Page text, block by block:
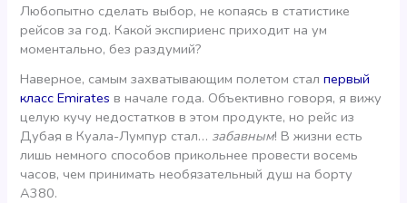
Любопытно сделать выбор, не копаясь в статистике
рейсов за год. Какой экспириенс приходит на ум
моментально, без раздумий?
Наверное, самым захватывающим полетом сталпервый
класс Emirates в начале года. Объективно говоря, я вижу
целую кучу недостатков в этом продукте, но рейс из
Дубая в Куала-Лумпур стал… забавным! В жизни есть
лишь немного способов прикольнее провести восемь
часов, чем принимать необязательный душ на борту
А380.